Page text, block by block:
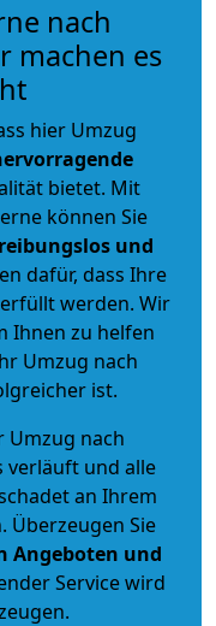
nach
machen es
hier Umzug
bietet. Mit
können Sie
reibungslos und
dafür, dass Ihre
werden. Wir
Ihnen zu helfen
Umzug nach
ist.
Umzug nach
verläuft und alle
an Ihrem
Überzeugen Sie
Angeboten und
Service wird